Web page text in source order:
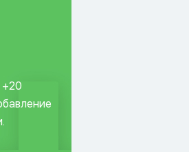
+20